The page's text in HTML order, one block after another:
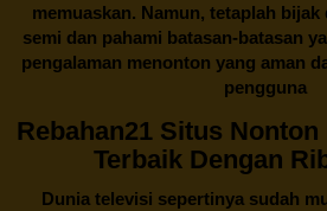
memuaskan. Namun, tetaplah
semi dan pahami batasan-batasan
pengalaman menonton yang aman
pengguna
Rebahan21 Situs
Terbaik Dengan
Dunia televisi sepertinya sudah